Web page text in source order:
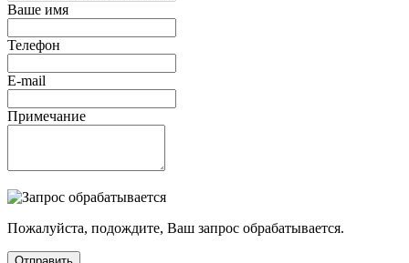
Ваше имя
Телефон
E-mail
Примечание
Пожалуйста, подождите, Ваш запрос обрабатывается.